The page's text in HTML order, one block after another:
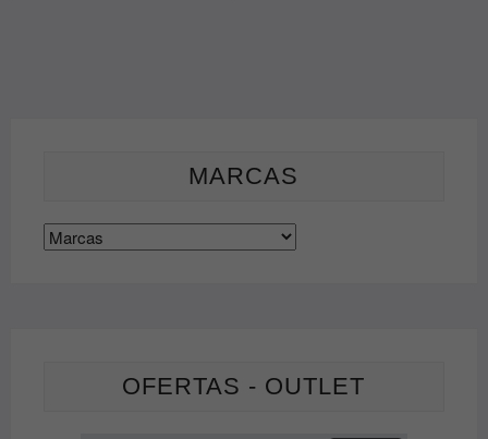
MARCAS
OFERTAS - OUTLET